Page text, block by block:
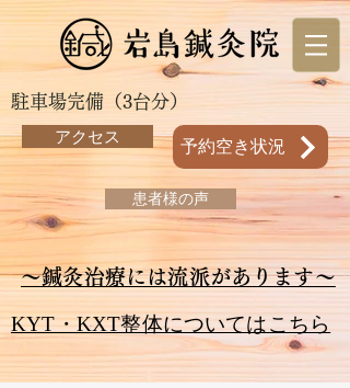
駐車場完備（3台分）
アクセス
予約空き状況
患者様の声
～鍼灸治療には流派があります～
KYT・KXT整体についてはこちら